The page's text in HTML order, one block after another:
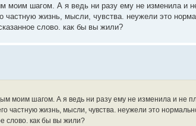
моим шагом. А я ведь ни разу ему не изменила и
частную жизнь, мысли, чувства. неужели это
слово. как бы вы жили?
моим шагом. А я ведь ни разу ему не изменила и не
частную жизнь, мысли, чувства. неужели это
слово. как бы вы жили?